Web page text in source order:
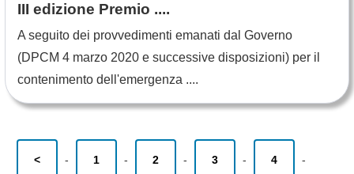
III edizione Premio ....
A seguito dei provvedimenti emanati dal Governo
(DPCM 4 marzo 2020 e successive disposizioni) per il
contenimento dell'emergenza ....
< - 1 - 2 - 3 - 4 -